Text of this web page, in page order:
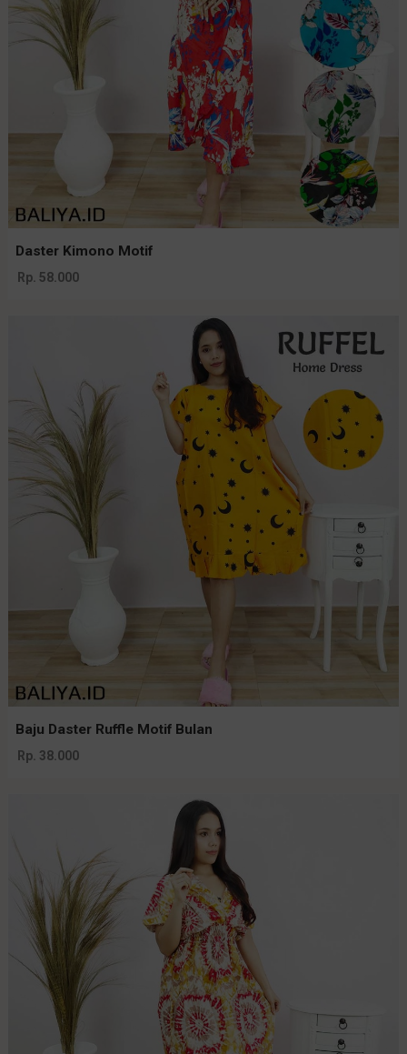
Daster Kimono Motif
Rp. 58.000
Baju Daster Ruffle Motif Bulan
Rp. 38.000